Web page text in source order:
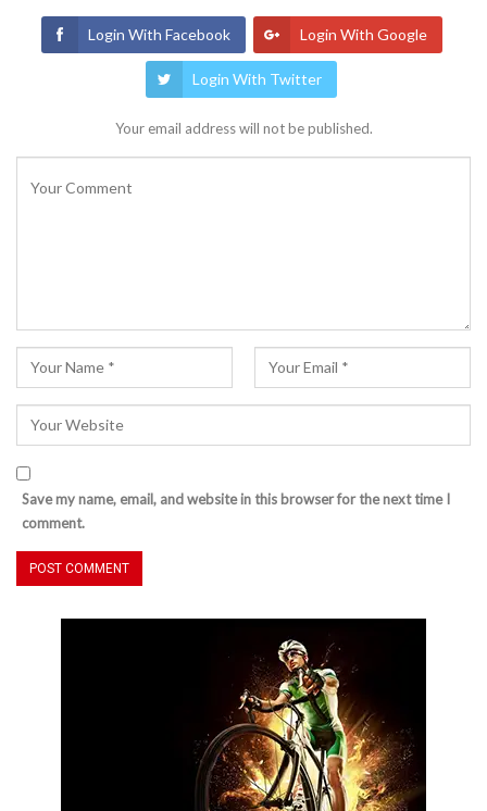
Login With Facebook Login With Google
Login With Twitter
Your email address will not be published.
Save my name, email, and website in this browser for the next time I
comment.